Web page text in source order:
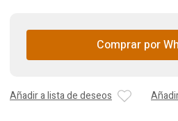
Comprar por
Añadir a lista de deseos